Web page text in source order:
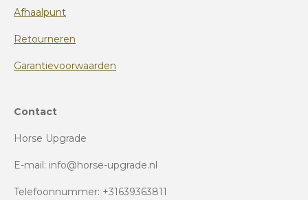
Afhaalpunt
Retourneren
Garantievoorwaarden
Contact
Horse Upgrade
E-mail: info@horse-upgrade.nl
Telefoonnummer: +31639363811